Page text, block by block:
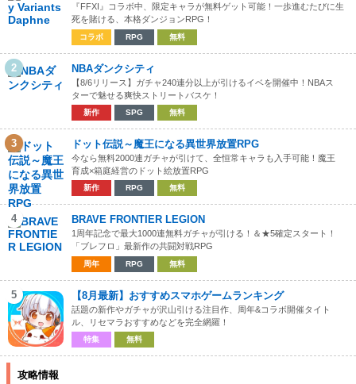
『FFXI』コラボ中、限定キャラが無料ゲット可能！一歩進むたびに生
死を賭ける、本格ダンジョンRPG！
コラボ RPG 無料
2 NBAダンクシティ
【8/6リリース】ガチャ240連分以上が引けるイベを開催中！NBAス
ターで魅せる爽快ストリートバスケ！
新作 SPG 無料
3 ドット伝説～魔王になる異世界放置RPG
今なら無料2000連ガチャが引けて、全恒常キャラも入手可能！魔王
育成×箱庭経営のドット絵放置RPG
新作 RPG 無料
4 BRAVE FRONTIER LEGION
1周年記念で最大1000連無料ガチャが引ける！＆★5確定スタート！
「ブレフロ」最新作の共闘対戦RPG
周年 RPG 無料
5 【8月最新】おすすめスマホゲームランキング
話題の新作やガチャが沢山引ける注目作、周年&コラボ開催タイト
ル、リセマラおすすめなどを完全網羅！
特集 無料
攻略情報